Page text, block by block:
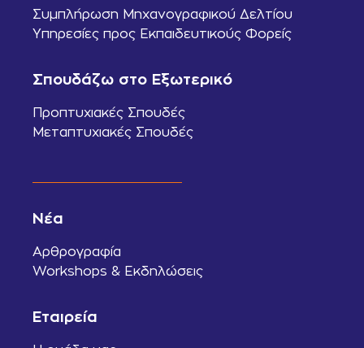
Συμπλήρωση Μηχανογραφικού Δελτίου
Υπηρεσίες προς Εκπαιδευτικούς Φορείς
Σπουδάζω στο Εξωτερικό
Προπτυχιακές Σπουδές
Μεταπτυχιακές Σπουδές
Νέα
Αρθρογραφία
Workshops & Εκδηλώσεις
Εταιρεία